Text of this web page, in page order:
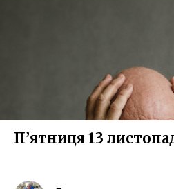
П’ятниця 13